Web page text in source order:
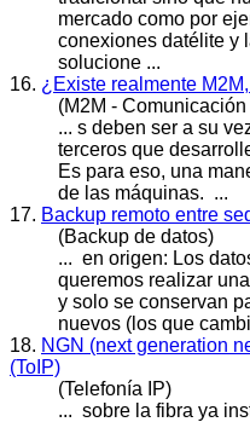
mercado como por
conexiones datélite y
solucione ...
16. ¿Existe realmente
(M2M -
... s deben ser a su
terceros que
Es para eso, una
de las máquinas. ...
17. Backup remoto entre
(Backup de datos)
... en origen: Los
queremos realizar
y solo se conservan
nuevos (los que
18. NGN (next generation
(ToIP)
(Telefonía IP)
... sobre la fibra ya